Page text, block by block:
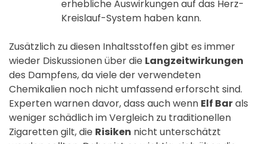
erhebliche Auswirkungen auf das Herz-
Kreislauf-System haben kann.
Zusätzlich zu diesen Inhaltsstoffen gibt es immer
wieder Diskussionen über die Langzeitwirkungen
des Dampfens, da viele der verwendeten
Chemikalien noch nicht umfassend erforscht sind.
Experten warnen davor, dass auch wenn Elf Barals
weniger schädlich im Vergleich zu traditionellen
Zigaretten gilt, die Risiken nicht unterschätzt